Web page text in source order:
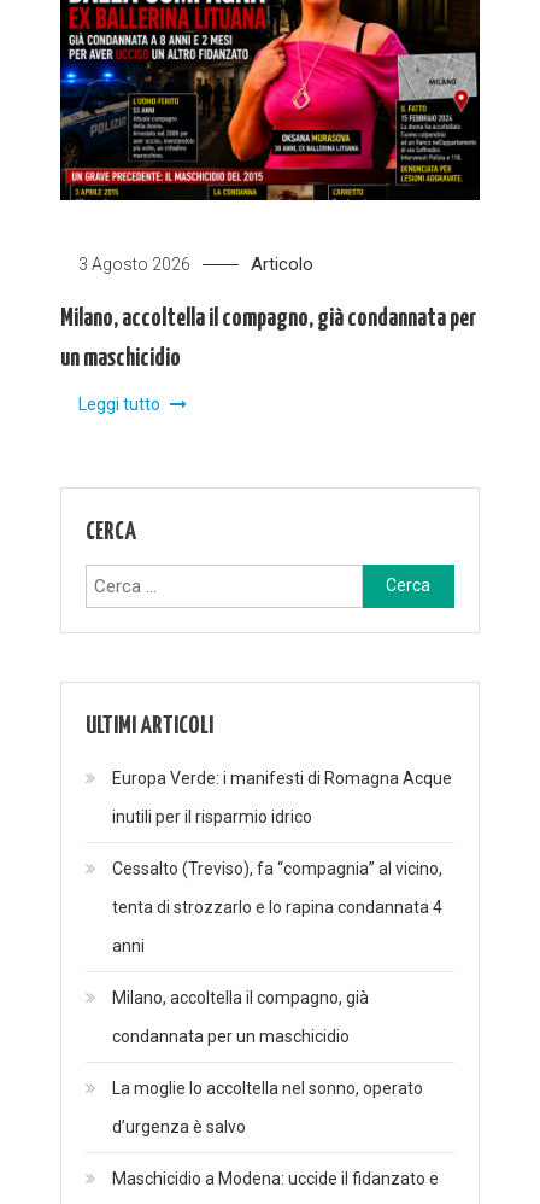
3 Agosto 2026 Articolo
Milano, accoltella il compagno, già condannata per
un maschicidio
Leggi tutto
CERCA
Ricerca
per:
ULTIMI ARTICOLI
Europa Verde: i manifesti di Romagna Acque
inutili per il risparmio idrico
Cessalto (Treviso), fa “compagnia” al vicino,
tenta di strozzarlo e lo rapina condannata 4
anni
Milano, accoltella il compagno, già
condannata per un maschicidio
La moglie lo accoltella nel sonno, operato
d’urgenza è salvo
Maschicidio a Modena: uccide il fidanzato e